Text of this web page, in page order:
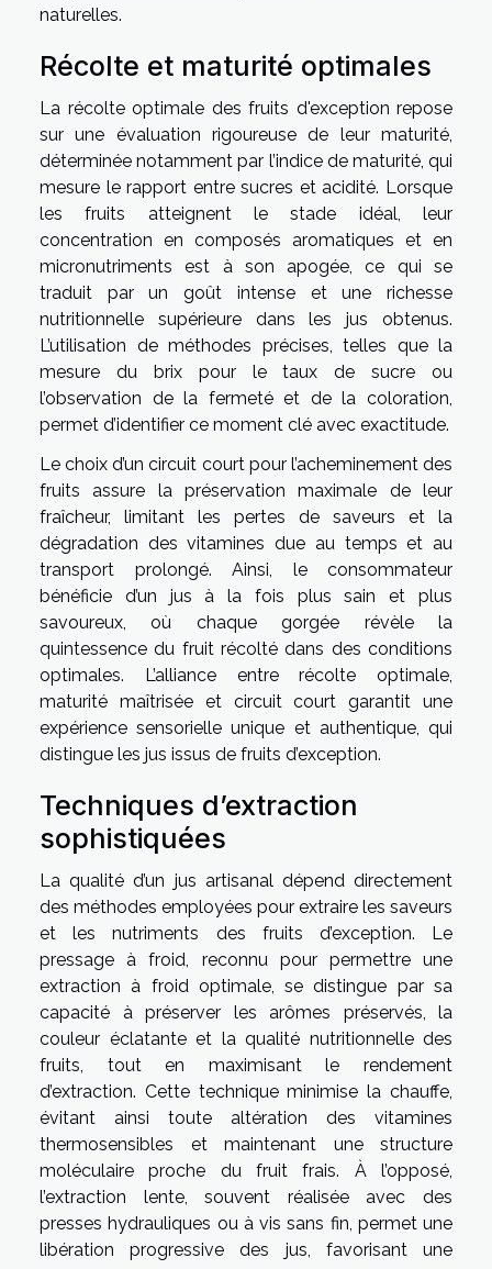
naturelles.
Récolte et maturité optimales
La récolte optimale des fruits d'exception repose
sur une évaluation rigoureuse de leur maturité,
déterminée notamment par l’indice de maturité, qui
mesure le rapport entre sucres et acidité. Lorsque
les fruits atteignent le stade idéal, leur
concentration en composés aromatiques et en
micronutriments est à son apogée, ce qui se
traduit par un goût intense et une richesse
nutritionnelle supérieure dans les jus obtenus.
L’utilisation de méthodes précises, telles que la
mesure du brix pour le taux de sucre ou
l’observation de la fermeté et de la coloration,
permet d’identifier ce moment clé avec exactitude.
Le choix d’un circuit court pour l’acheminement des
fruits assure la préservation maximale de leur
fraîcheur, limitant les pertes de saveurs et la
dégradation des vitamines due au temps et au
transport prolongé. Ainsi, le consommateur
bénéficie d’un jus à la fois plus sain et plus
savoureux, où chaque gorgée révèle la
quintessence du fruit récolté dans des conditions
optimales. L’alliance entre récolte optimale,
maturité maîtrisée et circuit court garantit une
expérience sensorielle unique et authentique, qui
distingue les jus issus de fruits d’exception.
Techniques d’extraction
sophistiquées
La qualité d’un jus artisanal dépend directement
des méthodes employées pour extraire les saveurs
et les nutriments des fruits d’exception. Le
pressage à froid, reconnu pour permettre une
extraction à froid optimale, se distingue par sa
capacité à préserver les arômes préservés, la
couleur éclatante et la qualité nutritionnelle des
fruits, tout en maximisant le rendement
d’extraction. Cette technique minimise la chauffe,
évitant ainsi toute altération des vitamines
thermosensibles et maintenant une structure
moléculaire proche du fruit frais. À l’opposé,
l’extraction lente, souvent réalisée avec des
presses hydrauliques ou à vis sans fin, permet une
libération progressive des jus, favorisant une